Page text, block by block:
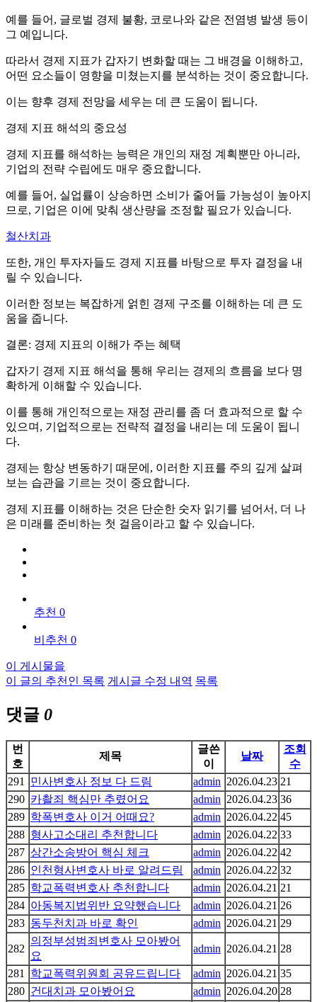
예를 들어, 글로벌 경제 불황, 코로나와 같은 전염병 발생 등이
그 예입니다.
따라서 경제 지표가 갑자기 변화할 때는 그 배경을 이해하고,
어떤 요소들이 영향을 미쳤는지를 분석하는 것이 중요합니다.
이는 향후 경제 전망을 세우는 데 큰 도움이 됩니다.
경제 지표 해석의 중요성
경제 지표를 해석하는 능력은 개인의 재정 계획뿐만 아니라,
기업의 전략 수립에도 매우 중요합니다.
예를 들어, 실업률이 상승하면 소비가 줄어들 가능성이 높아지
므로, 기업은 이에 맞춰 생산량을 조정할 필요가 있습니다.
철산치과
또한, 개인 투자자들도 경제 지표를 바탕으로 투자 결정을 내
릴 수 있습니다.
이러한 정보는 복잡하게 얽힌 경제 구조를 이해하는 데 큰 도
움을 줍니다.
결론: 경제 지표의 이해가 주는 혜택
갑자기 경제 지표 해석을 통해 우리는 경제의 흐름을 보다 명
확하게 이해할 수 있습니다.
이를 통해 개인적으로는 재정 관리를 좀 더 효과적으로 할 수
있으며, 기업적으로는 전략적 결정을 내리는 데 도움이 됩니
다.
경제는 항상 변동하기 때문에, 이러한 지표를 주의 깊게 살펴
보는 습관을 기르는 것이 중요합니다.
경제 지표를 이해하는 것은 단순한 숫자 읽기를 넘어서, 더 나
은 미래를 준비하는 첫 걸음이라고 할 수 있습니다.
추천 0
비추천 0
이 게시물을
이 글의 추천인 목록 게시글 수정 내역 목록
댓글 0
번
호
제목
글쓴
이
날짜
조회
수
291
민사변호사 정보 다 드림 admin 2026.04.23 21
290 카촬죄 핵심만 추렸어요 admin 2026.04.23 36
289 학폭변호사 이거 어때요? admin 2026.04.22 45
288 형사고소대리 추천합니다 admin 2026.04.22 33
287 상간소송방어 핵심 체크 admin 2026.04.22 42
286 인천형사변호사 바로 알려드림 admin 2026.04.22 32
285 학교폭력변호사 추천합니다 admin 2026.04.21 21
284 아동복지법위반 요약했습니다 admin 2026.04.21 26
283 동두천치과 바로 확인 admin 2026.04.21 29
282
의정부성범죄변호사 모아봤어
요
admin 2026.04.21 28
281 학교폭력위원회 공유드립니다 admin 2026.04.21 35
280 건대치과 모아봤어요 admin 2026.04.20 28